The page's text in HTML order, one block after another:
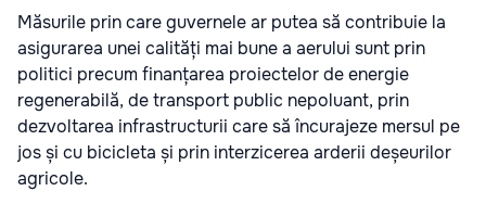
Măsurile prin care guvernele ar putea să contribuie la
asigurarea unei calități mai bune a aerului sunt prin
politici precum finanțarea proiectelor de energie
regenerabilă, de transport public nepoluant, prin
dezvoltarea infrastructurii care să încurajeze mersul pe
jos și cu bicicleta și prin interzicerea arderii deșeurilor
agricole.